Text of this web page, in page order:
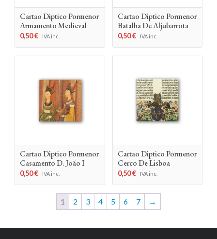
Cartao Diptico Pormenor
Armamento Medieval
0,50€ IVA inc.
Cartao Diptico Pormenor
Batalha De Aljubarrota
0,50€ IVA inc.
Cartao Diptico Pormenor
Casamento D. João I
0,50€ IVA inc.
Cartao Diptico Pormenor
Cerco De Lisboa
0,50€ IVA inc.
1 2 3 4 5 6 7 →